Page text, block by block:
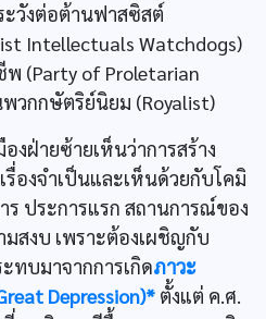
วังต่อต้านฟาสซิสต์
Intellectuals Watchdogs)
(Party of Proletarian
พวกกษัตริย์นิยม (Royalist)
งฝ่ายซ้ายเห็นว่าการสร้าง
รื่องจำเป็นและเห็นด้วยกับโคมิ
ประการแรก สถานการณ์ของ
สงบ เพราะต้องเผชิญกับ
ทบมาจากการเกิดภาวะ
Depression)* ตั้งแต่ ค.ศ.